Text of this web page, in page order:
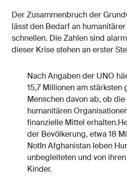
Der Zusammenbruch der
lässt den Bedarf an
schnellen. Die Zahlen sind
dieser Krise stehen an erster
Nach Angaben der UNO
15,7 Millionen am stärksten
Menschen davon ab, ob
humanitären
finanzielle Mittel
der Bevölkerung, etwa 18
NotIn Afghanistan leben
unbegleiteten und von
Kinder.